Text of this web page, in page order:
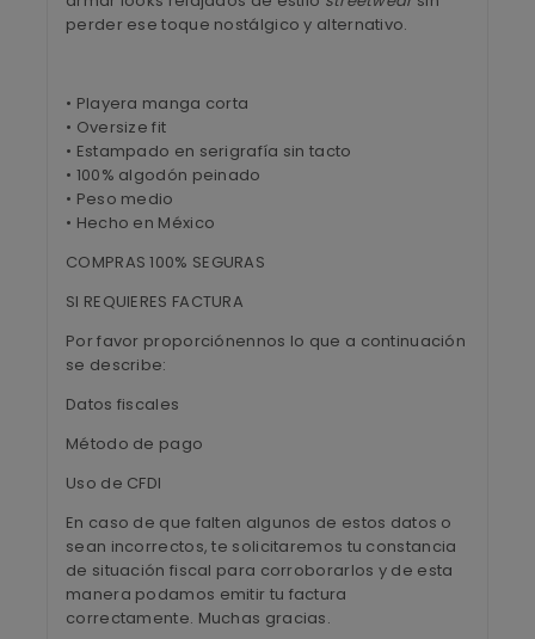
perder ese toque nostálgico y alternativo.
• Playera manga corta
• Oversize fit
• Estampado en serigrafía sin tacto
• 100% algodón peinado
• Peso medio
• Hecho en México
COMPRAS 100% SEGURAS
SI REQUIERES FACTURA
Por favor proporciónennos lo que a continuación
se describe:
Datos fiscales
Método de pago
Uso de CFDI
En caso de que falten algunos de estos datos o
sean incorrectos, te solicitaremos tu constancia
de situación fiscal para corroborarlos y de esta
manera podamos emitir tu factura
correctamente. Muchas gracias.